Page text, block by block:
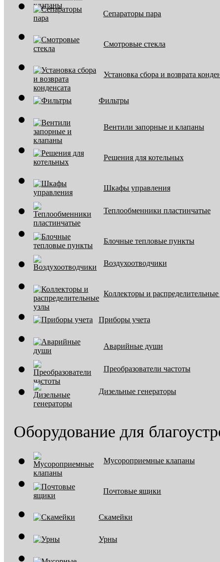
Сепараторы пара
Смотровые стекла
Установка сбора и возврата
Фильтры
Вентили запорные и клапаны
Решения для котельных
Шкафы управления
Теплообменники пластинчатые
Блочные тепловые пункты
Воздухоотводчики
Коллекторы и
Приборы учета
Аварийные души
Преобразователи частоты
Дизельные генераторы
Оборудование для
Мусороприемные клапаны
Почтовые ящики
Скамейки
Урны